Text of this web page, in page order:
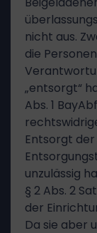
nicht aus.
die
„entsorgt“
Abs. 1
Entsorgt
unzulässig
§ 2 Abs. 2
der
Da sie aber